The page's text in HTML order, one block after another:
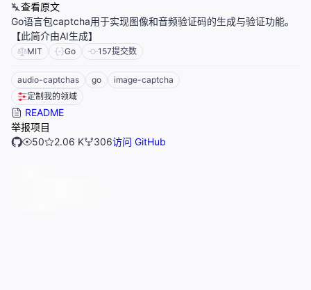
查看原文
Go语言包captcha用于实现图像和音频验证码的生成与验证功能。
【此简介由AI生成】
MIT Go 157提交数
audio-captchas go
image-captcha
定制我的领域
README
举报项目
50
2.06 K 306访问 GitHub